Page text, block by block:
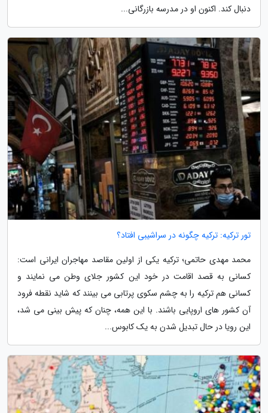
دنبال کند. اکنون او در مدرسه بازرگانی...
تور ترکیه: ترکیه چگونه در سراشیبی افتاد؟
محمد مهدی حاتمی؛ ترکیه یکی از اولین مقاصد مهاجران ایرانی است:
کسانی به قصد اقامت در خود این کشور جلای وطن می نمایند و
کسانی هم ترکیه را به چشم سکوی پرتابی می بینند که شاید نقطه فرود
آن کشور های اروپایی باشند. با این همه، چنان که پیش بینی می شد،
این رویا در حال تبدیل شدن به یک کابوس...